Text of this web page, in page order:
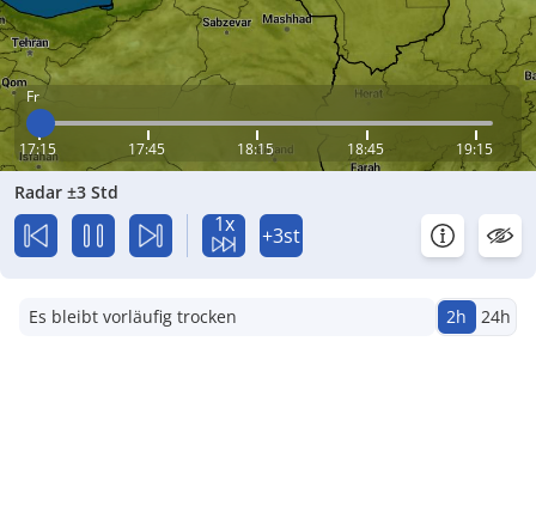
Fr
17:15 17:45 18:15 18:45 19:15
Radar ±3 Std
1x +3st
Es bleibt vorläufig trocken 2h 24h